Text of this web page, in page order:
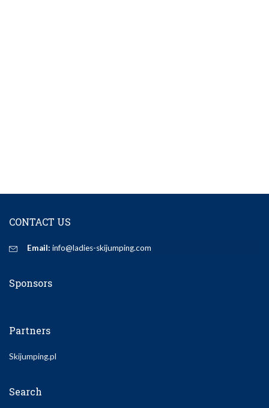
CONTACT US
Email: info@ladies-skijumping.com
Sponsors
Partners
Skijumping.pl
Search